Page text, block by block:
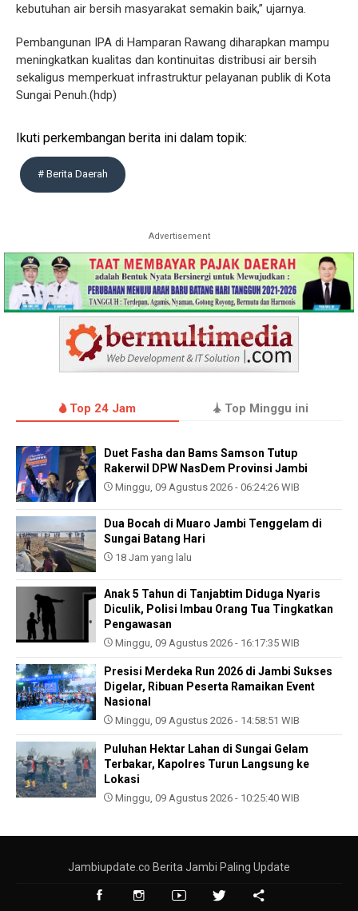
kebutuhan air bersih masyarakat semakin baik,” ujarnya.
Pembangunan IPA di Hamparan Rawang diharapkan mampu
meningkatkan kualitas dan kontinuitas distribusi air bersih
sekaligus memperkuat infrastruktur pelayanan publik di Kota
Sungai Penuh.(hdp)
Ikuti perkembangan berita ini dalam topik:
# Berita Daerah
Advertisement
Top 24 Jam Top Minggu ini
Duet Fasha dan Bams Samson Tutup
Rakerwil DPW NasDem Provinsi Jambi
Minggu, 09 Agustus 2026 - 06:24:26 WIB
Dua Bocah di Muaro Jambi Tenggelam di
Sungai Batang Hari
18 Jam yang lalu
Anak 5 Tahun di Tanjabtim Diduga Nyaris
Diculik, Polisi Imbau Orang Tua Tingkatkan
Pengawasan
Minggu, 09 Agustus 2026 - 16:17:35 WIB
Presisi Merdeka Run 2026 di Jambi Sukses
Digelar, Ribuan Peserta Ramaikan Event
Nasional
Minggu, 09 Agustus 2026 - 14:58:51 WIB
Puluhan Hektar Lahan di Sungai Gelam
Terbakar, Kapolres Turun Langsung ke
Lokasi
Minggu, 09 Agustus 2026 - 10:25:40 WIB
Jambiupdate.co Berita Jambi Paling Update